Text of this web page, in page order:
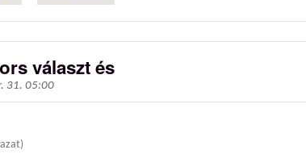
választ és
31. 05:00